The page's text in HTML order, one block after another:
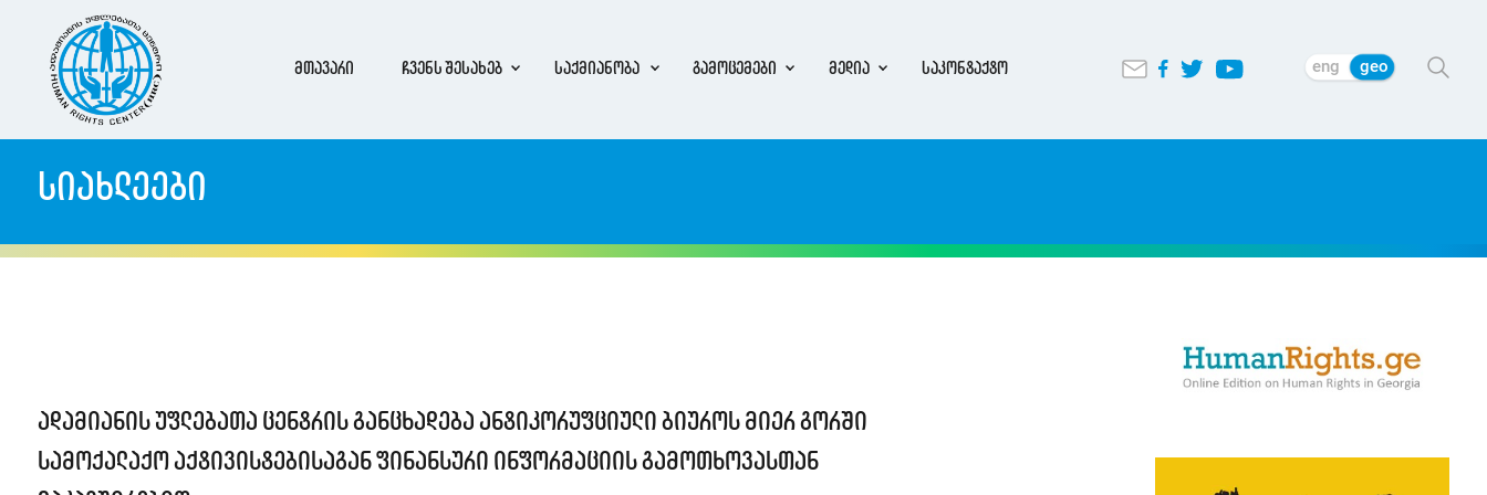
მთავარი ჩვენს შესახებ საქმიანობა გამოცემები მედია საკონტაქტო eng geo
სიახლეები
ადამიანის უფლებათა ცენტრის განცხადება ანტიკორუფციული ბიუროს მიერ გორში
სამოქალაქო აქტივისტებისაგან ფინანსური ინფორმაციის გამოთხოვასთან